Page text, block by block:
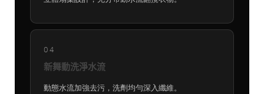
04
新舞動洗淨水流
動態水流加強去污，洗劑均勻深入纖維。